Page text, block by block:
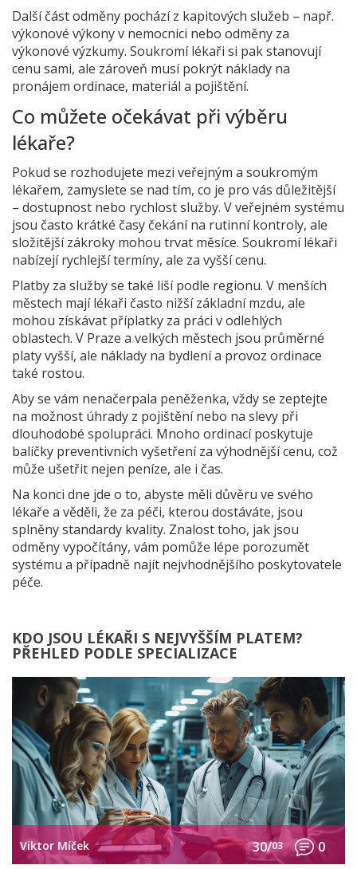
Další část odměny pochází z kapitových služeb – např.
výkonové výkony v nemocnici nebo odměny za
výkonové výzkumy. Soukromí lékaři si pak stanovují
cenu sami, ale zároveň musí pokrýt náklady na
pronájem ordinace, materiál a pojištění.
Co můžete očekávat při výběru
lékaře?
Pokud se rozhodujete mezi veřejným a soukromým
lékařem, zamyslete se nad tím, co je pro vás důležitější
– dostupnost nebo rychlost služby. V veřejném systému
jsou často krátké časy čekání na rutinní kontroly, ale
složitější zákroky mohou trvat měsíce. Soukromí lékaři
nabízejí rychlejší termíny, ale za vyšší cenu.
Platby za služby se také liší podle regionu. V menších
městech mají lékaři často nižší základní mzdu, ale
mohou získávat příplatky za práci v odlehlých
oblastech. V Praze a velkých městech jsou průměrné
platy vyšší, ale náklady na bydlení a provoz ordinace
také rostou.
Aby se vám nenačerpala peněženka, vždy se zeptejte
na možnost úhrady z pojištění nebo na slevy při
dlouhodobé spolupráci. Mnoho ordinací poskytuje
balíčky preventivních vyšetření za výhodnější cenu, což
může ušetřit nejen peníze, ale i čas.
Na konci dne jde o to, abyste měli důvěru ve svého
lékaře a věděli, že za péči, kterou dostáváte, jsou
splněny standardy kvality. Znalost toho, jak jsou
odměny vypočítány, vám pomůže lépe porozumět
systému a případně najít nejvhodnějšího poskytovatele
péče.
KDO JSOU LÉKAŘI S NEJVYŠŠÍM PLATEM?
PŘEHLED PODLE SPECIALIZACE
Viktor Míček 30/03 0